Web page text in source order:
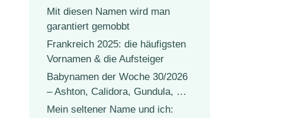
Mit diesen Namen wird man
garantiert gemobbt
Frankreich 2025: die häufigsten
Vornamen & die Aufsteiger
Babynamen der Woche 30/2026
– Ashton, Calidora, Gundula, …
Mein seltener Name und ich: